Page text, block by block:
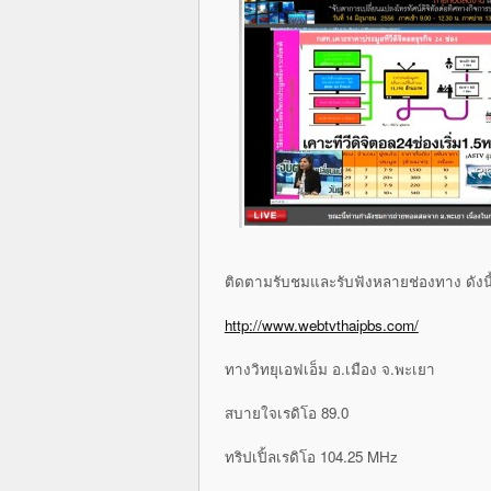
ติดตามรับชมและรับฟังหลายช่องทาง ดัง
http://www.webtvthaipbs.com/
ทางวิทยุเอฟเอ็ม อ.เมือง จ.พะเยา
สบายใจเรดิโอ 89.0
ทริปเปิ้ลเรดิโอ 104.25 MHz